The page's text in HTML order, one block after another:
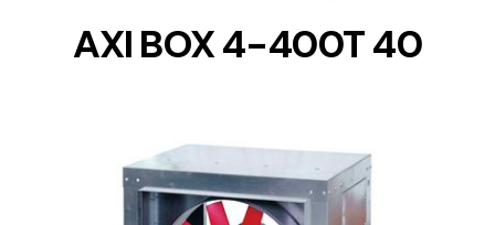
AXI BOX 4-400T 40